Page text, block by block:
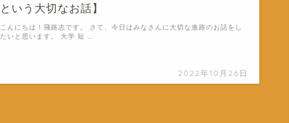
という大切なお話】
2022年10月26日
こんにちは！飛路志です。 さて、今日はみなさんに大切な進路のお話をし
たいと思います。 大学 短 …